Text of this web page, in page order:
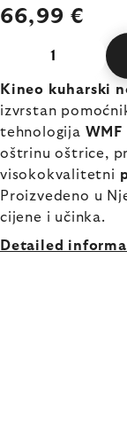
66,99 €
Kineo kuharski
izvrstan
tehnologija
oštrinu oštrice,
visokokvalitetni
Proizvedeno u
cijene i učinka.
Detailed